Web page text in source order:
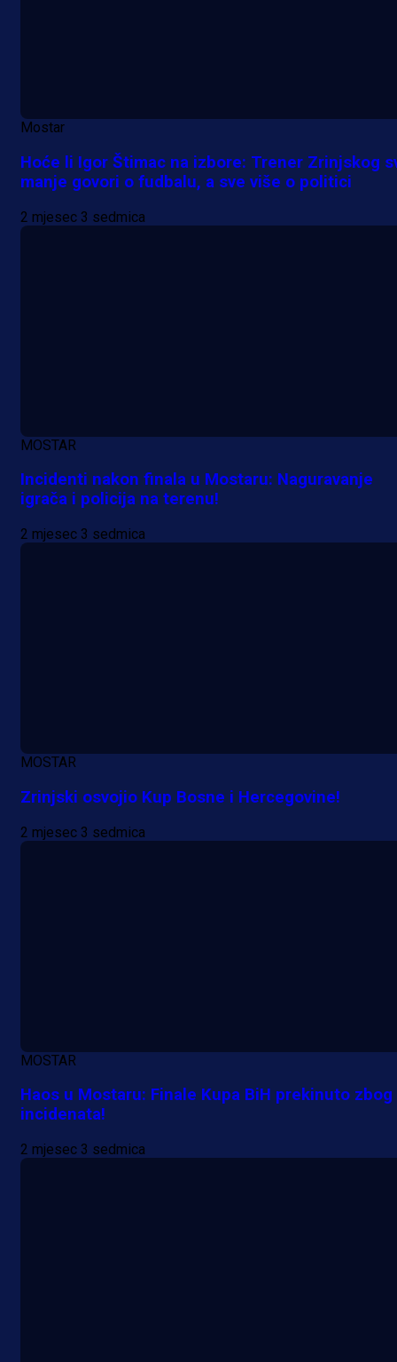
Lukić seli u Bundesligu? Dva
njemačka kluba krenula po bh.
reprezentativca!
Mostar
Hoće li Igor Štimac na izbore: Trener Zrinjskog
manje govori o fudbalu, a sve više o politici
2 mjesec 3 sedmica
MOSTAR
Incidenti nakon finala u Mostaru: Naguravanje
igrača i policija na terenu!
2 mjesec 3 sedmica
MOSTAR
Zrinjski osvojio Kup Bosne i Hercegovine!
2 mjesec 3 sedmica
MOSTAR
Haos u Mostaru: Finale Kupa BiH prekinuto zbog
incidenata!
2 mjesec 3 sedmica